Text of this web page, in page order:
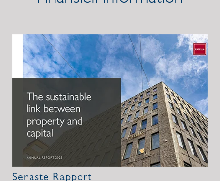
Senaste Rapport